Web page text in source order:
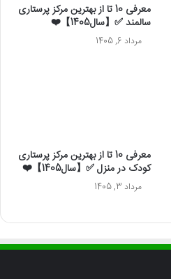
معرفی 10 تا از بهترین مرکز پرستاری
سالمند ✅【سال1405】❤️
مرداد 6, 1405
معرفی 10 تا از بهترین مرکز پرستاری
کودک در منزل ✅【سال1405】❤️
مرداد 3, 1405